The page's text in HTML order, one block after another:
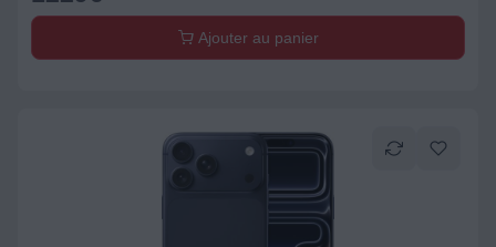
Ajouter au panier